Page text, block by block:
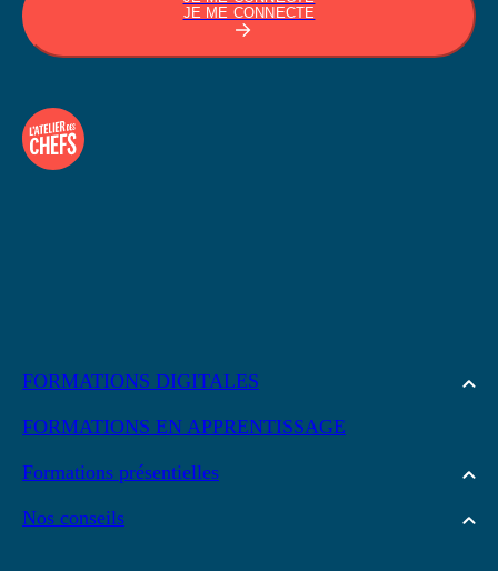
FORMATIONS DIGITALES
FORMATIONS EN APPRENTISSAGE
Formations présentielles
Nos conseils
JE ME CONNECTE